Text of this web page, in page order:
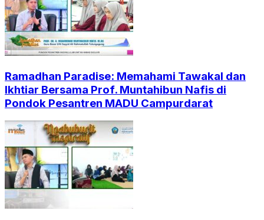
Ramadhan Paradise: Memahami Tawakal dan
Ikhtiar Bersama Prof. Muntahibun Nafis di
Pondok Pesantren MADU Campurdarat